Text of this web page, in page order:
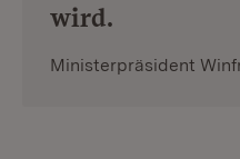
wird.
Ministerpräsident